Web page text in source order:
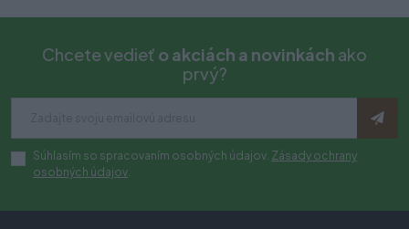
Chcete vedieť o akciách a novinkách ako
prvý?
Súhlasím so spracovaním osobných údajov. Zásady ochrany
osobných údajov